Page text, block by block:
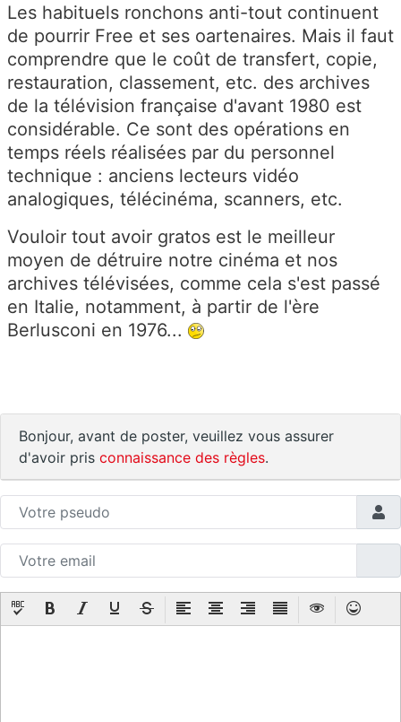
Les habituels ronchons anti-tout continuent
de pourrir Free et ses oartenaires. Mais il faut
comprendre que le coût de transfert, copie,
restauration, classement, etc. des archives
de la télévision française d'avant 1980 est
considérable. Ce sont des opérations en
temps réels réalisées par du personnel
technique : anciens lecteurs vidéo
analogiques, télécinéma, scanners, etc.
Vouloir tout avoir gratos est le meilleur
moyen de détruire notre cinéma et nos
archives télévisées, comme cela s'est passé
en Italie, notamment, à partir de l'ère
Berlusconi en 1976...
Bonjour, avant de poster, veuillez vous assurer
d'avoir pris connaissance des règles.